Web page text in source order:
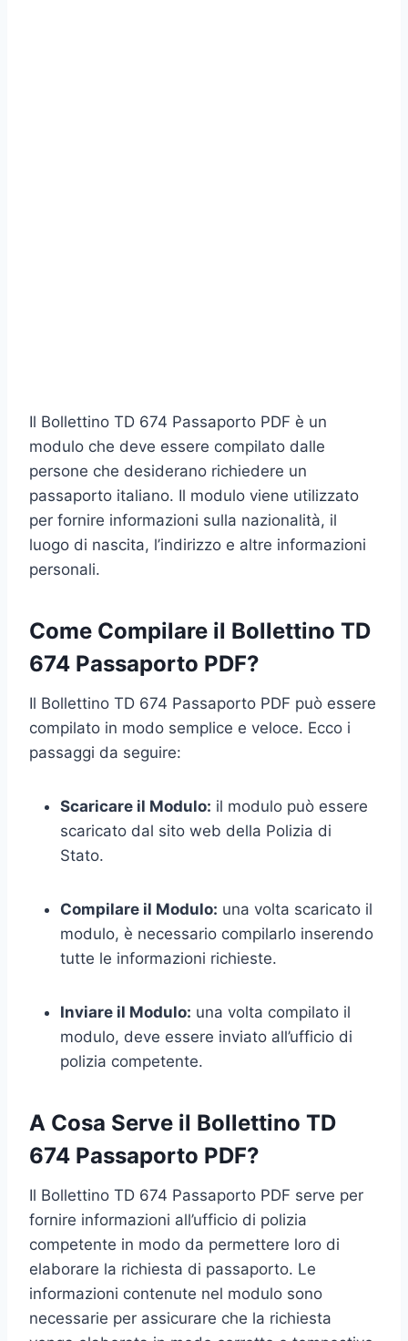
Il Bollettino TD 674 Passaporto PDF è un
modulo che deve essere compilato dalle
persone che desiderano richiedere un
passaporto italiano. Il modulo viene utilizzato
per fornire informazioni sulla nazionalità, il
luogo di nascita, l’indirizzo e altre informazioni
personali.
Come Compilare il Bollettino TD
674 Passaporto PDF?
Il Bollettino TD 674 Passaporto PDF può essere
compilato in modo semplice e veloce. Ecco i
passaggi da seguire:
Scaricare il Modulo: il modulo può essere
scaricato dal sito web della Polizia di
Stato.
Compilare il Modulo: una volta scaricato il
modulo, è necessario compilarlo inserendo
tutte le informazioni richieste.
Inviare il Modulo: una volta compilato il
modulo, deve essere inviato all’ufficio di
polizia competente.
A Cosa Serve il Bollettino TD
674 Passaporto PDF?
Il Bollettino TD 674 Passaporto PDF serve per
fornire informazioni all’ufficio di polizia
competente in modo da permettere loro di
elaborare la richiesta di passaporto. Le
informazioni contenute nel modulo sono
necessarie per assicurare che la richiesta